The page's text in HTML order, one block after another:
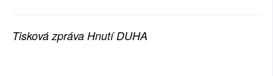
PŘÍSPĚVKY NA PROVOZ
Tisková zpráva Hnutí DUHA